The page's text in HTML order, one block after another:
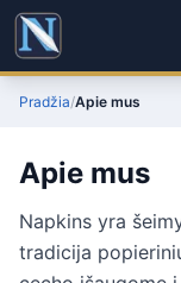
Pradžia/Apie mus
Apie mus
Napkins yra
tradicija